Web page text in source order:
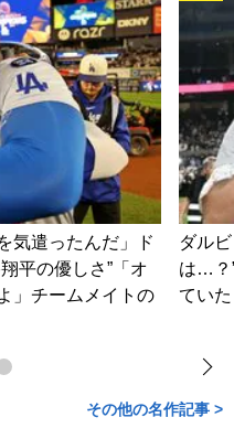
気遣ったんだ」ド
平の優しさ”「オ
」チームメイトの
ダル
は…？
てい
その他の名作記事 >